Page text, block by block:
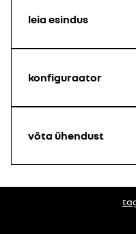
leia esindus
konfiguraator
võta ühendust